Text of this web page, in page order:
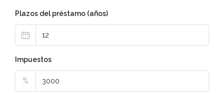
Plazos del préstamo (años)
Impuestos
%